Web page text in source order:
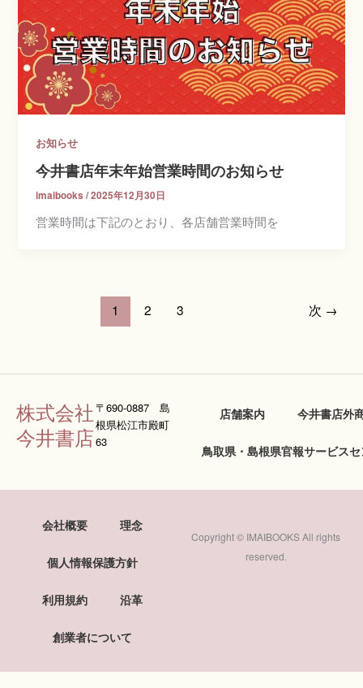
お知らせ
今井書店年末年始営業時間のお知らせ
imaibooks/2025年12月30日
営業時間は下記のとおり、各店舗営業時間を
1 2 3 次 →
株式会社
今井書店
〒690-0887 島
根県松江市殿町
63
店舗案内 今井書店外
鳥取県・島根県官報サービス
Copyright © IMAIBOOKS All rights
reserved.
会社概要 理念
個人情報保護方針
利用規約 沿革
創業者について